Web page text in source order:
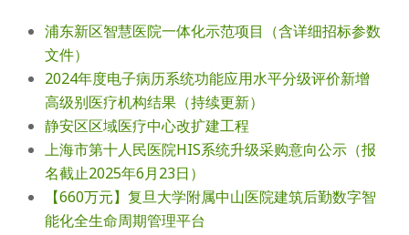
浦东新区智慧医院一体化示范项目（含详细招标参数
文件）
2024年度电⼦病历系统功能应⽤⽔平分级评价新增
⾼级别医疗机构结果（持续更新）
静安区区域医疗中心改扩建工程
上海市第十人民医院HIS系统升级采购意向公示（报
名截止2025年6月23日）
【660万元】复旦大学附属中山医院建筑后勤数字智
能化全生命周期管理平台